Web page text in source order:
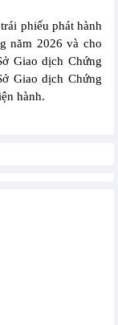
phiếu phát hành
năm 2026 và cho
Giao dịch Chứng
Giao dịch Chứng
hành.